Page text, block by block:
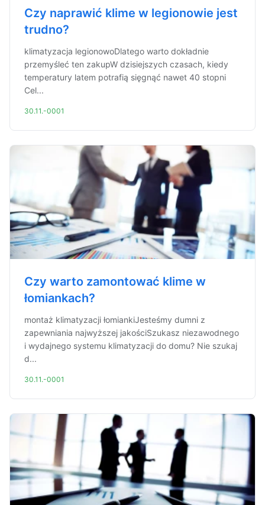
Czy naprawić klime w legionowie jest
trudno?
klimatyzacja legionowoDlatego warto dokładnie
przemyśleć ten zakupW dzisiejszych czasach, kiedy
temperatury latem potrafią sięgnąć nawet 40 stopni
Cel...
30.11.-0001
Czy warto zamontować klime w
łomiankach?
montaż klimatyzacji łomiankiJesteśmy dumni z
zapewniania najwyższej jakościSzukasz niezawodnego
i wydajnego systemu klimatyzacji do domu? Nie szukaj
d...
30.11.-0001